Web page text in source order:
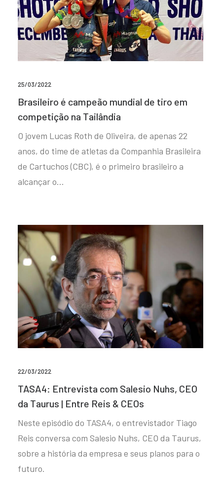
25/03/2022
Brasileiro é campeão mundial de tiro em
competição na Tailândia
O jovem Lucas Roth de Oliveira, de apenas 22
anos, do time de atletas da Companhia Brasileira
de Cartuchos (CBC), é o primeiro brasileiro a
alcançar o…
22/03/2022
TASA4: Entrevista com Salesio Nuhs, CEO
da Taurus | Entre Reis & CEOs
Neste episódio do TASA4, o entrevistador Tiago
Reis conversa com Salesio Nuhs, CEO da Taurus,
sobre a história da empresa e seus planos para o
futuro.